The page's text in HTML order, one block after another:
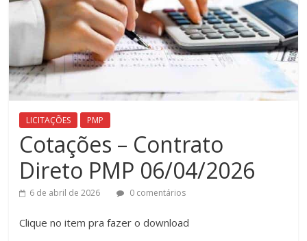
LICITAÇÕES PMP
Cotações – Contrato
Direto PMP 06/04/2026
6 de abril de 2026 0 comentários
Clique ​no item pra fazer o download